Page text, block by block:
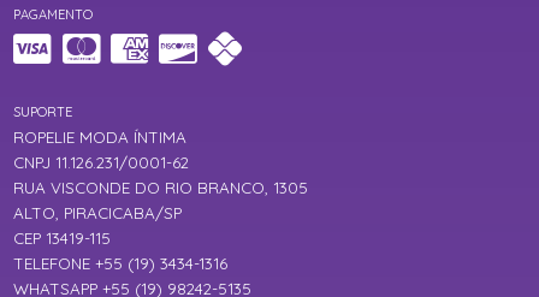
PAGAMENTO
SUPORTE
ROPELIE MODA ÍNTIMA
CNPJ 11.126.231/0001-62
RUA VISCONDE DO RIO BRANCO, 1305
ALTO, PIRACICABA/SP
CEP 13419-115
TELEFONE +55 (19) 3434-1316
WHATSAPP +55 (19) 98242-5135